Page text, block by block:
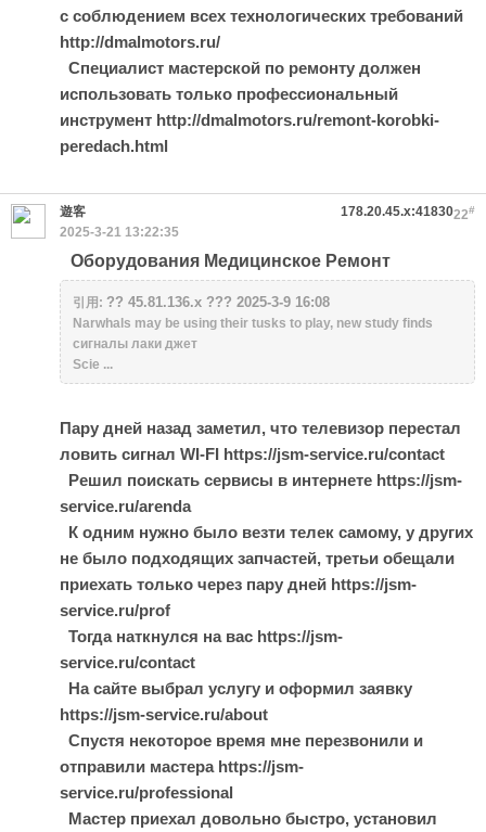
с соблюдением всех технологических требований
http://dmalmotors.ru/
Специалист мастерской по ремонту должен
использовать только профессиональный
инструмент http://dmalmotors.ru/remont-korobki-
peredach.html
22#
遊客
178.20.45.x:41830
2025-3-21 13:22:35
Оборудования Медицинское Ремонт
引用: ?? 45.81.136.x ??? 2025-3-9 16:08
Narwhals may be using their tusks to play, new study finds
сигналы лаки джет
Scie ...
Пару дней назад заметил, что телевизор перестал
ловить сигнал WI-FI https://jsm-service.ru/contact
Решил поискать сервисы в интернете https://jsm-
service.ru/arenda
К одним нужно было везти телек самому, у других
не было подходящих запчастей, третьи обещали
приехать только через пару дней https://jsm-
service.ru/prof
Тогда наткнулся на вас https://jsm-
service.ru/contact
На сайте выбрал услугу и оформил заявку
https://jsm-service.ru/about
Спустя некоторое время мне перезвонили и
отправили мастера https://jsm-
service.ru/professional
Мастер приехал довольно быстро, установил